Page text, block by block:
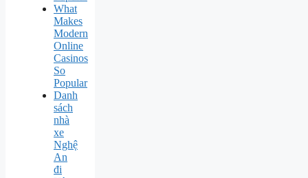
What
Makes
Modern
Online
Casinos
So
Popular
Danh
sách
nhà
xe
Nghệ
An
đi